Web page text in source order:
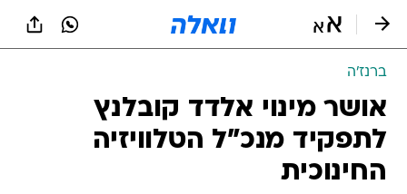
ברנז'ה
אושר מינוי אלדד קובלנץ
לתפקיד מנכ"ל הטלוויזיה
החינוכית